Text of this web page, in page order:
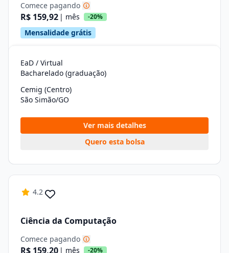
Comece pagando
R$ 159,92 | mês -20%
Mensalidade grátis
EaD / Virtual
Bacharelado (graduação)
Cemig (Centro)
São Simão/GO
Ver mais detalhes
Quero esta bolsa
4.2
Ciência da Computação
Comece pagando
R$ 159,20 | mês -20%